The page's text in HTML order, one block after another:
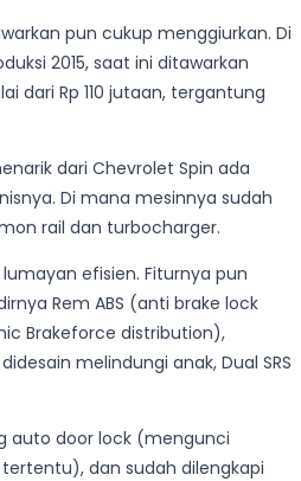
pun cukup menggiurkan. Di
2015, saat ini ditawarkan
dari Rp 110 jutaan, tergantung
dari Chevrolet Spin ada
Di mana mesinnya sudah
rail dan turbocharger.
efisien. Fiturnya pun
Rem ABS (anti brake lock
Brakeforce distribution),
melindungi anak, Dual SRS
auto door lock (mengunci
dan sudah dilengkapi